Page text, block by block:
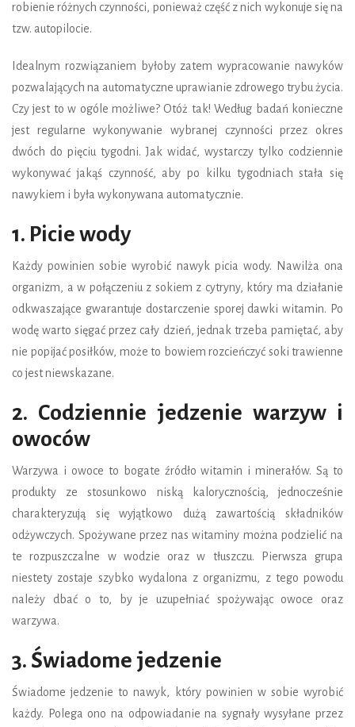
robienie różnych czynności, ponieważ część z nich wykonuje się na
tzw. autopilocie.
Idealnym rozwiązaniem byłoby zatem wypracowanie nawyków
pozwalających na automatyczne uprawianie zdrowego trybu życia.
Czy jest to w ogóle możliwe? Otóż tak! Według badań konieczne
jest regularne wykonywanie wybranej czynności przez okres
dwóch do pięciu tygodni. Jak widać, wystarczy tylko codziennie
wykonywać jakąś czynność, aby po kilku tygodniach stała się
nawykiem i była wykonywana automatycznie.
1. Picie wody
Każdy powinien sobie wyrobić nawyk picia wody. Nawilża ona
organizm, a w połączeniu z sokiem z cytryny, który ma działanie
odkwaszające gwarantuje dostarczenie sporej dawki witamin. Po
wodę warto sięgać przez cały dzień, jednak trzeba pamiętać, aby
nie popijać posiłków, może to bowiem rozcieńczyć soki trawienne
co jest niewskazane.
2. Codziennie jedzenie warzyw i
owoców
Warzywa i owoce to bogate źródło witamin i minerałów. Są to
produkty ze stosunkowo niską kalorycznością, jednocześnie
charakteryzują się wyjątkowo dużą zawartością składników
odżywczych. Spożywane przez nas witaminy można podzielić na
te rozpuszczalne w wodzie oraz w tłuszczu. Pierwsza grupa
niestety zostaje szybko wydalona z organizmu, z tego powodu
należy dbać o to, by je uzupełniać spożywając owoce oraz
warzywa.
3. Świadome jedzenie
Świadome jedzenie to nawyk, który powinien w sobie wyrobić
każdy. Polega ono na odpowiadanie na sygnały wysyłane przez